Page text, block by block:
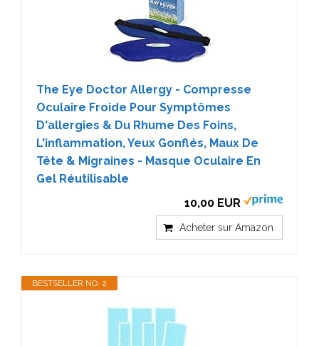
The Eye Doctor Allergy - Compresse
Oculaire Froide Pour Symptômes
D'allergies & Du Rhume Des Foins,
L'inflammation, Yeux Gonflés, Maux De
Tête & Migraines - Masque Oculaire En
Gel Réutilisable
10,00 EUR
Acheter sur Amazon
BESTSELLER NO. 2